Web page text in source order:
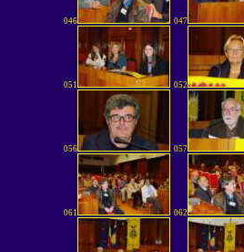
046 047
051 052
056 057
061 062